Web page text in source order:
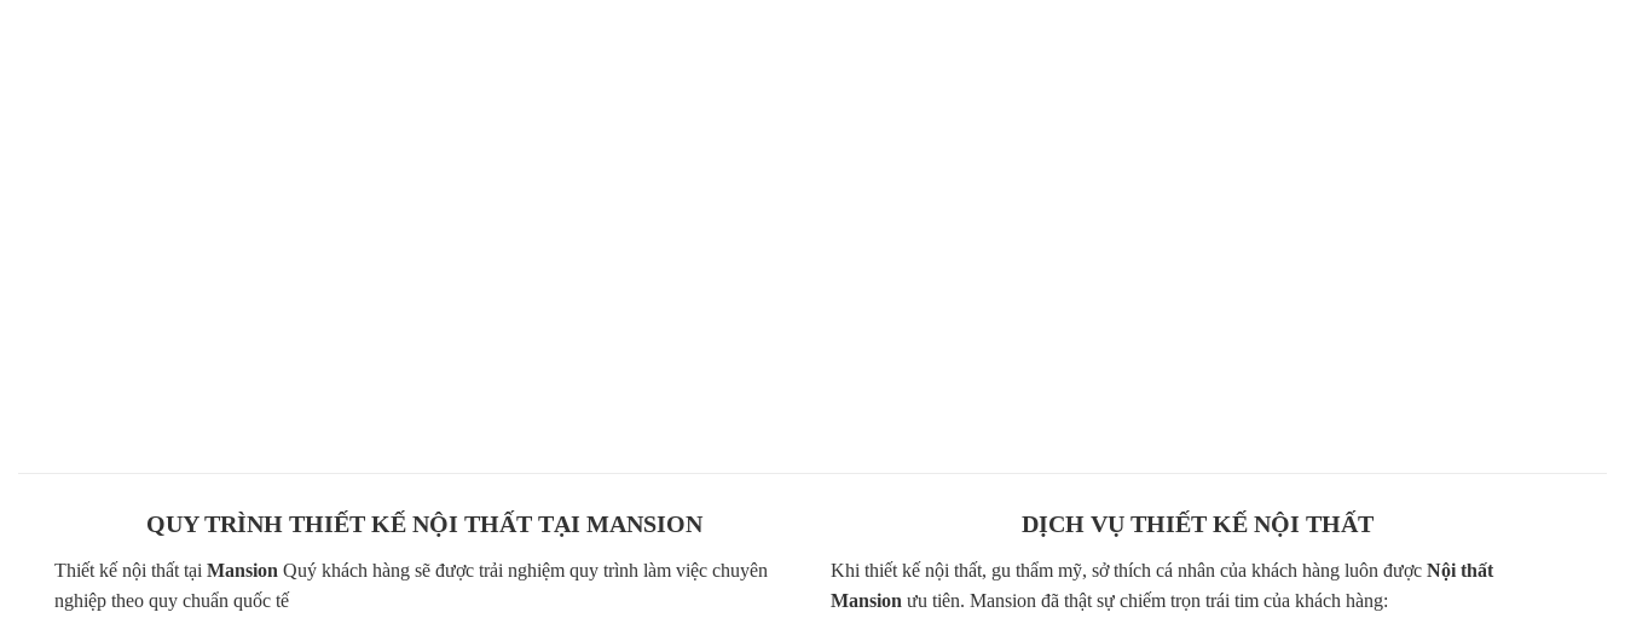
QUY TRÌNH THIẾT KẾ NỘI THẤT TẠI MANSION
Thiết kế nội thất tại Mansion Quý khách hàng sẽ được trải nghiệm quy trình làm việc chuyên
nghiệp theo quy chuẩn quốc tế
DỊCH VỤ THIẾT KẾ NỘI THẤT
Khi thiết kế nội thất, gu thẩm mỹ, sở thích cá nhân của khách hàng luôn được Nội thất
Mansion ưu tiên. Mansion đã thật sự chiếm trọn trái tim của khách hàng: